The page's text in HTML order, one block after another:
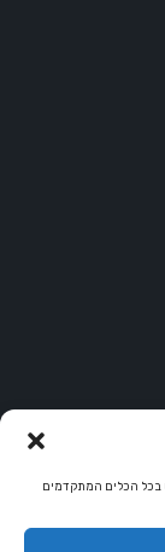
בכל הכלים המתקדמים